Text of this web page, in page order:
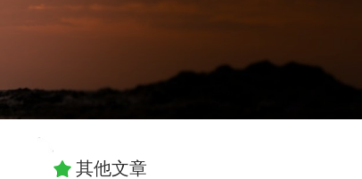
其他文章